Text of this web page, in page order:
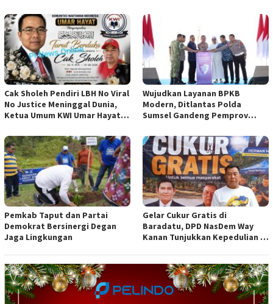
Cak Sholeh Pendiri LBH No Viral
No Justice Meninggal Dunia,
Ketua Umum KWI Umar Hayat
Wujudkan Layanan BPKB
Modern, Ditlantas Polda
Sumsel Gandeng Pemprov
Pemkab Taput dan Partai
Demokrat Bersinergi Degan
Jaga Lingkungan
Gelar Cukur Gratis di
Baradatu, DPD NasDem Way
Kanan Tunjukkan Kepedulian di